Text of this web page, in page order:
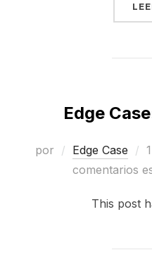
Edge
por Edge Case
comentarios
This post